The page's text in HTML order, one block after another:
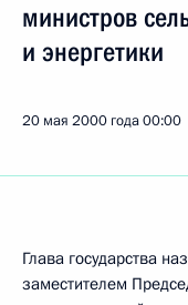
министров
и энергетики
20 мая 2000 года00:00
Глава государства
заместителем